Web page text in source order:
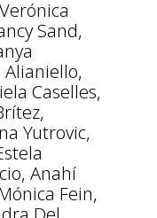
Caselles,
Yutrovic,
Anahí
Fein,